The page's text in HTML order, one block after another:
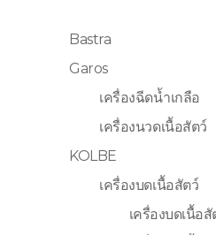
Bastra
Garos
เครื่องฉีดน้ำเกลือ
เครื่องนวดเนื้อสัตว์
KOLBE
เครื่องบดเนื้อสัตว์
เครื่องบดเนื้อ